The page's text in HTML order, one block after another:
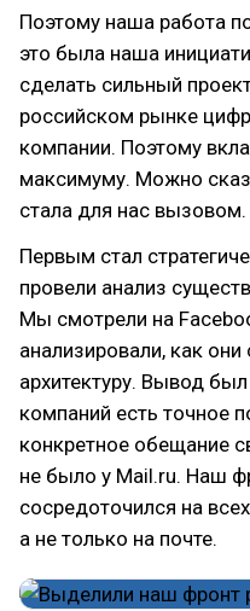
Поэтому наша работа
это была наша
сделать сильный
российском рынке
компании. Поэтому
максимуму. Можно
стала для нас вызовом.
Первым стал
провели анализ
Мы смотрели на
анализировали, как
архитектуру. Вывод
компаний есть точное
конкретное обещание
не было у Mail.ru. Наш
сосредоточился на
а не только на почте.